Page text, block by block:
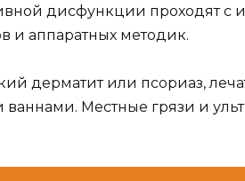
дисфункции проходят с
и аппаратных методик.
дерматит или псориаз,
Местные грязи и